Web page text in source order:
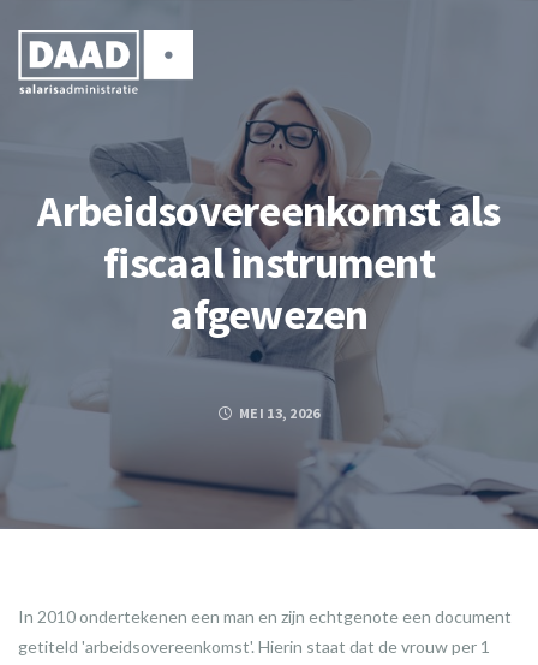
Arbeidsovereenkomst als
fiscaal instrument
afgewezen
MEI 13, 2026
In 2010 ondertekenen een man en zijn echtgenote een document
getiteld 'arbeidsovereenkomst'. Hierin staat dat de vrouw per 1